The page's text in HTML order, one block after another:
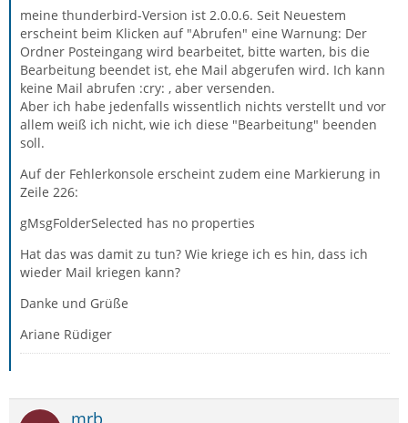
meine thunderbird-Version ist 2.0.0.6. Seit Neuestem
erscheint beim Klicken auf "Abrufen" eine Warnung: Der
Ordner Posteingang wird bearbeitet, bitte warten, bis die
Bearbeitung beendet ist, ehe Mail abgerufen wird. Ich kann
keine Mail abrufen :cry: , aber versenden.
Aber ich habe jedenfalls wissentlich nichts verstellt und vor
allem weiß ich nicht, wie ich diese "Bearbeitung" beenden
soll.
Auf der Fehlerkonsole erscheint zudem eine Markierung in
Zeile 226:
gMsgFolderSelected has no properties
Hat das was damit zu tun? Wie kriege ich es hin, dass ich
wieder Mail kriegen kann?
Danke und Grüße
Ariane Rüdiger
mrb